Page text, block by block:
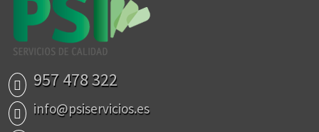
957 478 322
info@psiservicios.es